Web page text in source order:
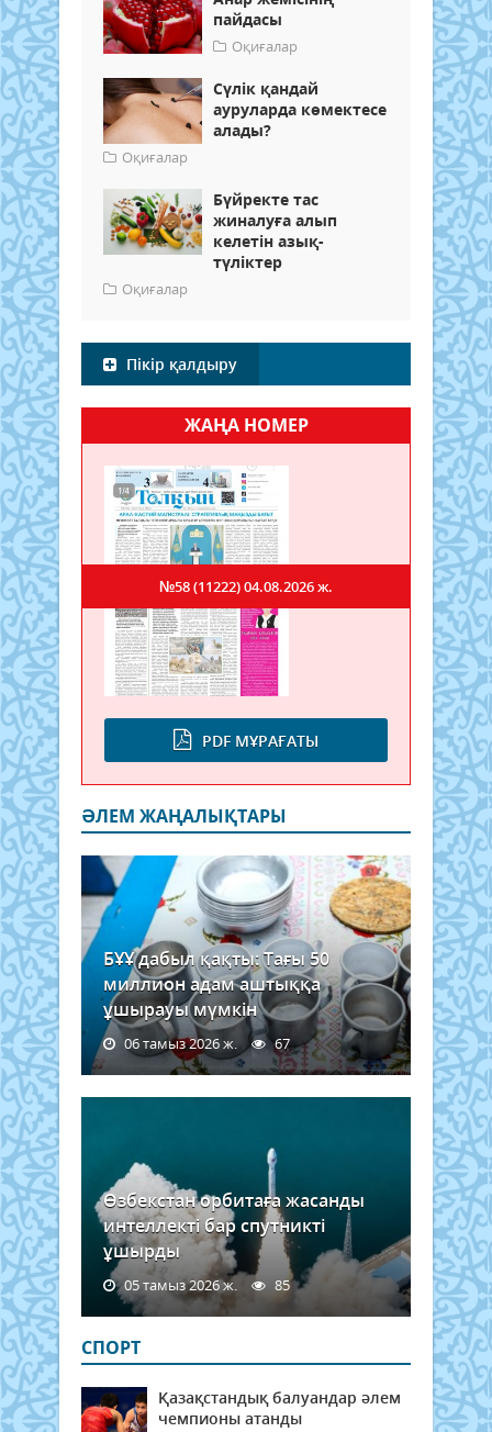
пайдасы
Оқиғалар
Сүлік қандай
ауруларда көмектесе
алады?
Оқиғалар
Бүйректе тас
жиналуға алып
келетін азық-
түліктер
Оқиғалар
Пікір қалдыру
ЖАҢА НОМЕР
PDF МҰРАҒАТЫ
№58 (11222)04.08.2026 ж.
ӘЛЕМ ЖАҢАЛЫҚТАРЫ
БҰҰ дабыл қақты: Тағы 50
миллион адам аштыққа
ұшырауы мүмкін
06 тамыз 2026 ж. 67
Өзбекстан орбитаға жасанды
интеллекті бар спутникті
ұшырды
05 тамыз 2026 ж. 85
СПОРТ
Қазақстандық балуандар әлем
чемпионы атанды